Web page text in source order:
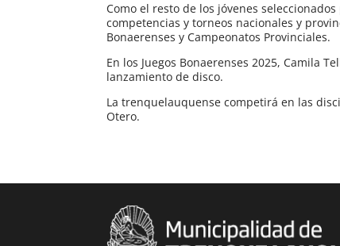
Como el resto de los jóvenes
competencias y torneos nacionales y
Bonaerenses y Campeonatos Provinciales.
En los Juegos Bonaerenses 2025, Camila
lanzamiento de disco.
La trenquelauquense competirá en las
Otero.